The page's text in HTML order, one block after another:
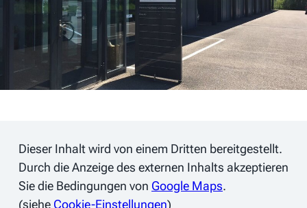
Dieser Inhalt wird von einem Dritten bereitgestellt.
Durch die Anzeige des externen Inhalts akzeptieren
Sie die Bedingungen von Google Maps.
(siehe Cookie-Einstellungen)